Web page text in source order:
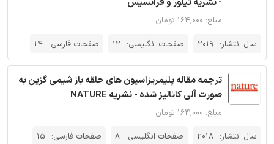
- نشریه تیلور و فرانسیس
مبلغ: ۱۶۴,۰۰۰ تومان
سال انتشار: 2019 صفحات انگلیسی: 12 صفحات فارسی: 14
ترجمه مقاله پلیمریزاسیون های حلقه باز شیمی گزین به
صورت آلی کاتالیز شده - نشریه NATURE
مبلغ: ۱۶۴,۰۰۰ تومان
سال انتشار: 2018 صفحات انگلیسی: 8 صفحات فارسی: 15